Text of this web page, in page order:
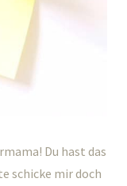
Du hast das
schicke mir doch